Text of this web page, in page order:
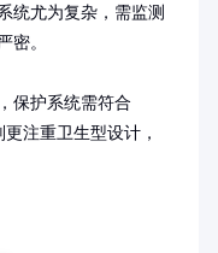
统尤为复杂，需监测
密。
保护系统需符合
注重卫生型设计，